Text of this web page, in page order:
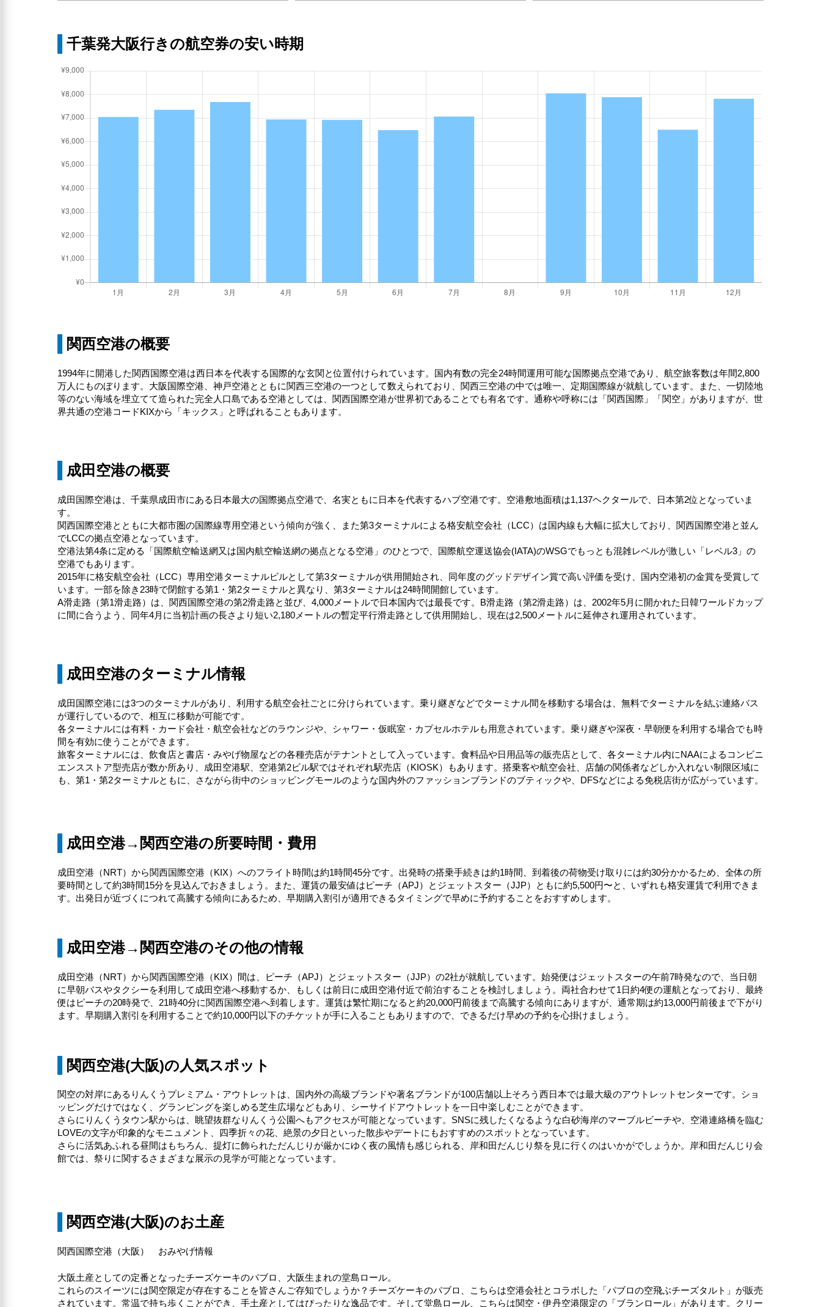
千葉発大阪行きの航空券の安い時期
関西空港の概要
1994年に開港した関西国際空港は西日本を代表する国際的な玄関と位置付けられています。国内有数の完全24時間運用可能な国際拠点空港であり、航空旅客数は年間2,800
万人にものぼります。大阪国際空港、神戸空港とともに関西三空港の一つとして数えられており、関西三空港の中では唯一、定期国際線が就航しています。また、一切陸地
等のない海域を埋立てて造られた完全人口島である空港としては、関西国際空港が世界初であることでも有名です。通称や呼称には「関西国際」「関空」がありますが、世
界共通の空港コードKIXから「キックス」と呼ばれることもあります。
成田空港の概要
成田国際空港は、千葉県成田市にある日本最大の国際拠点空港で、名実ともに日本を代表するハブ空港です。空港敷地面積は1,137ヘクタールで、日本第2位となっていま
す。
関西国際空港とともに大都市圏の国際線専用空港という傾向が強く、また第3ターミナルによる格安航空会社（LCC）は国内線も大幅に拡大しており、関西国際空港と並ん
でLCCの拠点空港となっています。
空港法第4条に定める「国際航空輸送網又は国内航空輸送網の拠点となる空港」のひとつで、国際航空運送協会(IATA)のWSGでもっとも混雑レベルが激しい「レベル3」の
空港でもあります。
2015年に格安航空会社（LCC）専用空港ターミナルビルとして第3ターミナルが供用開始され、同年度のグッドデザイン賞で高い評価を受け、国内空港初の金賞を受賞して
います。一部を除き23時で閉館する第1・第2ターミナルと異なり、第3ターミナルは24時間開館しています。
A滑走路（第1滑走路）は、関西国際空港の第2滑走路と並び、4,000メートルで日本国内では最長です。B滑走路（第2滑走路）は、2002年5月に開かれた日韓ワールドカップ
に間に合うよう、同年4月に当初計画の長さより短い2,180メートルの暫定平行滑走路として供用開始し、現在は2,500メートルに延伸され運用されています。
成田空港のターミナル情報
成田国際空港には3つのターミナルがあり、利用する航空会社ごとに分けられています。乗り継ぎなどでターミナル間を移動する場合は、無料でターミナルを結ぶ連絡バス
が運行しているので、相互に移動が可能です。
各ターミナルには有料・カード会社・航空会社などのラウンジや、シャワー・仮眠室・カプセルホテルも用意されています。乗り継ぎや深夜・早朝便を利用する場合でも時
間を有効に使うことができます。
旅客ターミナルには、飲食店と書店・みやげ物屋などの各種売店がテナントとして入っています。食料品や日用品等の販売店として、各ターミナル内にNAAによるコンビニ
エンスストア型売店が数か所あり、成田空港駅、空港第2ビル駅ではそれぞれ駅売店（KIOSK）もあります。搭乗客や航空会社、店舗の関係者などしか入れない制限区域に
も、第1・第2ターミナルともに、さながら街中のショッピングモールのような国内外のファッションブランドのブティックや、DFSなどによる免税店街が広がっています。
成田空港→関西空港の所要時間・費用
成田空港（NRT）から関西国際空港（KIX）へのフライト時間は約1時間45分です。出発時の搭乗手続きは約1時間、到着後の荷物受け取りには約30分かかるため、全体の所
要時間として約3時間15分を見込んでおきましょう。また、運賃の最安値はピーチ（APJ）とジェットスター（JJP）ともに約5,500円〜と、いずれも格安運賃で利用できま
す。出発日が近づくにつれて高騰する傾向にあるため、早期購入割引が適用できるタイミングで早めに予約することをおすすめします。
成田空港→関西空港のその他の情報
成田空港（NRT）から関西国際空港（KIX）間は、ピーチ（APJ）とジェットスター（JJP）の2社が就航しています。始発便はジェットスターの午前7時発なので、当日朝
に早朝バスやタクシーを利用して成田空港へ移動するか、もしくは前日に成田空港付近で前泊することを検討しましょう。両社合わせて1日約4便の運航となっており、最終
便はピーチの20時発で、21時40分に関西国際空港へ到着します。運賃は繁忙期になると約20,000円前後まで高騰する傾向にありますが、通常期は約13,000円前後まで下がり
ます。早期購入割引を利用することで約10,000円以下のチケットが手に入ることもありますので、できるだけ早めの予約を心掛けましょう。
関西空港(大阪)の人気スポット
関空の対岸にあるりんくうプレミアム・アウトレットは、国内外の高級ブランドや著名ブランドが100店舗以上そろう西日本では最大級のアウトレットセンターです。ショ
ッピングだけではなく、グランピングを楽しめる芝生広場などもあり、シーサイドアウトレットを一日中楽しむことができます。
さらにりんくうタウン駅からは、眺望抜群なりんくう公園へもアクセスが可能となっています。SNSに残したくなるような白砂海岸のマーブルビーチや、空港連絡橋を臨む
LOVEの文字が印象的なモニュメント、四季折々の花、絶景の夕日といった散歩やデートにもおすすめのスポットとなっています。
さらに活気あふれる昼間はもちろん、提灯に飾られただんじりが厳かにゆく夜の風情も感じられる、岸和田だんじり祭を見に行くのはいかがでしょうか。岸和田だんじり会
館では、祭りに関するさまざまな展示の見学が可能となっています。
関西空港(大阪)のお土産
関西国際空港（大阪） おみやげ情報
大阪土産としての定番となったチーズケーキのパブロ、大阪生まれの堂島ロール。
これらのスイーツには関空限定が存在することを皆さんご存知でしょうか？チーズケーキのパブロ、こちらは空港会社とコラボした「パブロの空飛ぶチーズタルト」が販売
されています。常温で持ち歩くことができ、手土産としてはぴったりな逸品です。そして堂島ロール、こちらは関空・伊丹空港限定の「ブランロール」があります。クリー